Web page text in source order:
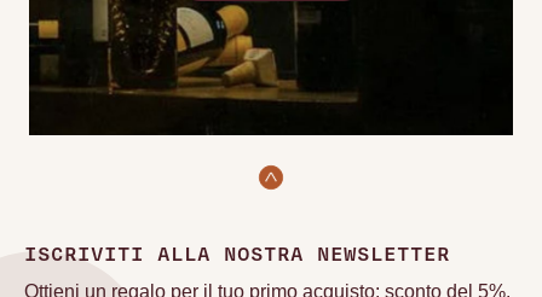
ISCRIVITI ALLA NOSTRA NEWSLETTER
Ottieni un regalo per il tuo primo acquisto: sconto del 5%.